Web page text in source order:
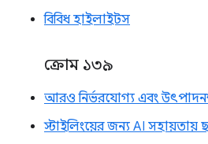
বিবিধ হাইলাইটস
ক্রোম ১৩৯
আরও নির্ভরযোগ্য এবং
স্টাইলিংয়ের জন্য AI